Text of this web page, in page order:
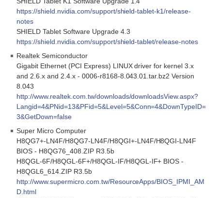
https://shield.nvidia.com/support/shield-tablet-k1/release-
notes
SHIELD Tablet Software Upgrade 4.3
https://shield.nvidia.com/support/shield-tablet/release-notes
Realtek Semiconductor
Gigabit Ethernet (PCI Express) LINUX driver for kernel 3.x
and 2.6.x and 2.4.x - 0006-r8168-8.043.01.tar.bz2 Version
8.043
http://www.realtek.com.tw/downloads/downloadsView.aspx?
Langid=4&PNid=13&PFid=5&Level=5&Conn=4&DownTypeID=
3&GetDown=false
Super Micro Computer
H8QG7+-LN4F/H8QG7-LN4F/H8QGI+-LN4F/H8QGI-LN4F
BIOS - H8QG76_408.ZIP R3.5b
H8QGL-6F/H8QGL-6F+/H8QGL-IF/H8QGL-IF+ BIOS -
H8QGL6_614.ZIP R3.5b
http://www.supermicro.com.tw/ResourceApps/BIOS_IPMI_AM
D.html